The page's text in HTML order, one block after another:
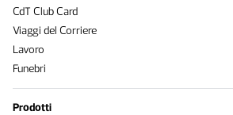
CdT Club Card
Viaggi del Corriere
Lavoro
Funebri
Prodotti